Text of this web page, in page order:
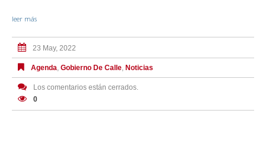
leer más
23 May, 2022
Agenda, Gobierno De Calle, Noticias
Los comentarios están cerrados.
0